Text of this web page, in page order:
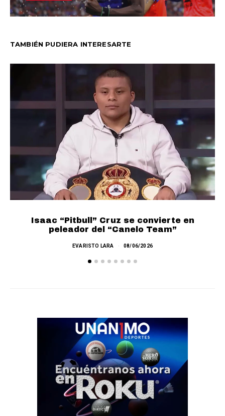
TAMBIÉN PUDIERA INTERESARTE
Isaac “Pitbull” Cruz se convierte en
peleador del “Canelo Team”
EVARISTO LARA 08/06/2026